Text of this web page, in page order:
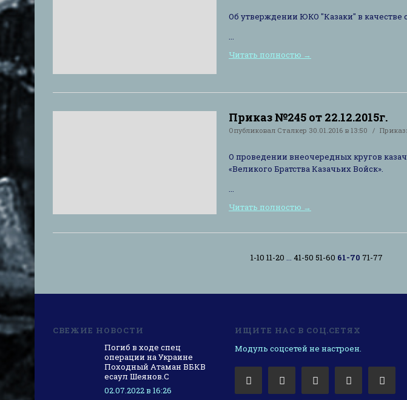
Об утверждении ЮКО "Казаки" в качестве
Читать полностю →
Приказ №245 от 22.12.2015г.
Опубликовал Сталкер 30.01.2016 в 13:50
О проведении внеочередных кругов
«Великого Братства Казачьих Войск».
Читать полностю →
1-10 11-20 41-50 51-60 61-70 71-77
СВЕЖИЕ НОВОСТИ
Погиб в ходе спец
операции на Украине
Походный Атаман ВБКВ
есаул Шеянов.С
02.07.2022 в 16:26
ИЩИТЕ НАС В СОЦ.СЕТЯХ
Модуль соцсетей не настроен.